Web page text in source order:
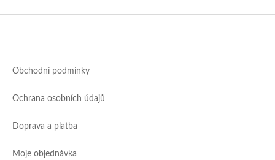
Obchodní podmínky
Ochrana osobních údajů
Doprava a platba
Moje objednávka